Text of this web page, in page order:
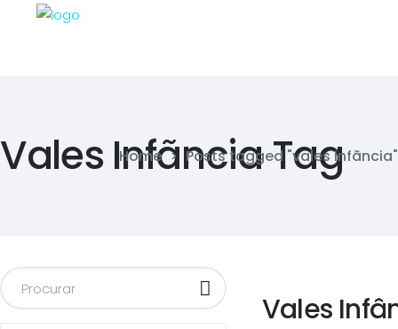
Vales Infãncia Tag
Home > Posts tagged "vales infãncia"
Vales